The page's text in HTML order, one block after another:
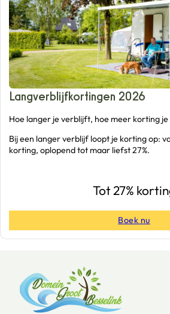
Langverblijfkortingen 2026
Hoe langer je verblijft, hoe meer korting
Bij een langer verblijf loopt je korting op:
korting, oplopend tot maar liefst 27%.
Tot 27%
Boek nu